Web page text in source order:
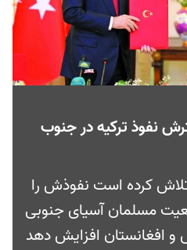
نفوذ ترکیه در جنوب
کرده است نفوذش را
مسلمان آسیای جنوبی
و افغانستان افزایش دهد